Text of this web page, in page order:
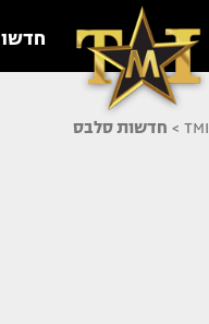
TMI
> חדשות סלבס